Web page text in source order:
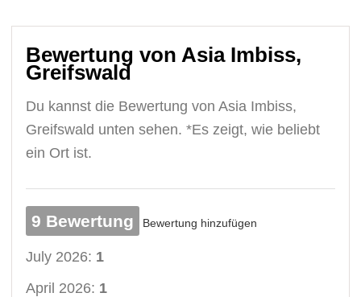
Bewertung von Asia Imbiss,
Greifswald
Du kannst die Bewertung von Asia Imbiss,
Greifswald unten sehen. *Es zeigt, wie beliebt
ein Ort ist.
9 Bewertung Bewertung hinzufügen
July 2026: 1
April 2026: 1